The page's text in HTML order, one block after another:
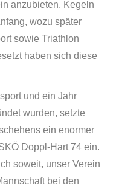
anzubieten. Kegeln
wozu später
sowie Triathlon
haben sich diese
und ein Jahr
wurden, setzte
ein enormer
Doppl-Hart 74 ein.
soweit, unser Verein
bei den